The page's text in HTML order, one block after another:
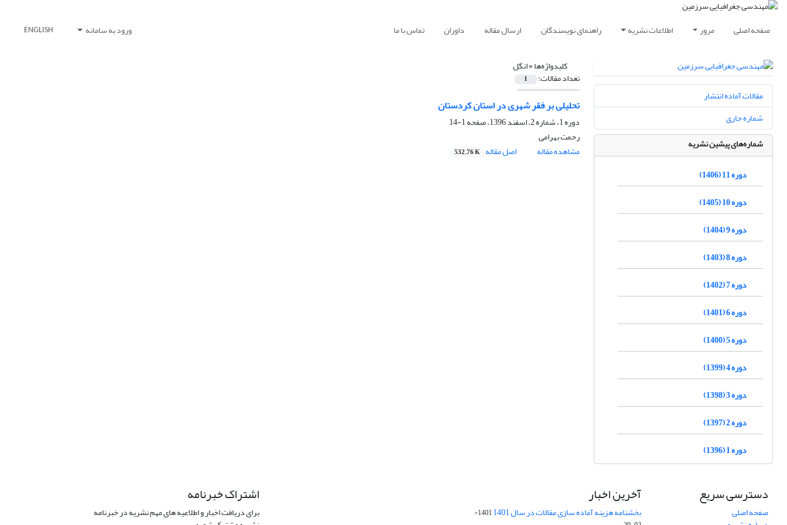
صفحه اصلی مرور اطلاعات نشریه راهنمای نویسندگان ارسال مقاله داوران تماس با ما ورود به سامانه ENGLISH
کلیدواژه‌ها =انگل
تعداد مقالات: 1
تحلیلی بر فقر شهری در استان کردستان
دوره 1، شماره 2، اسفند 1396، صفحه
1-14
رحمت بهرامی
مشاهده مقاله
اصل مقاله 532.76 K
مقالات آماده انتشار
شماره جاری
شماره‌های پیشین نشریه
دوره 11 (1406)
دوره 10 (1405)
دوره 9 (1404)
دوره 8 (1403)
دوره 7 (1402)
دوره 6 (1401)
دوره 5 (1400)
دوره 4 (1399)
دوره 3 (1398)
دوره 2 (1397)
دوره 1 (1396)
دسترسی سریع
صفحه اصلی
آخرین اخبار
بخشنامه هزینه آماده سازی مقالات در سال 1401
1401-
اشتراک خبرنامه
برای دریافت اخبار و اطلاعیه های مهم نشریه در خبرنامه